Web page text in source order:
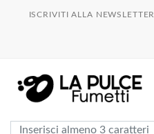
ISCRIVITI ALLA NEWSLETTER